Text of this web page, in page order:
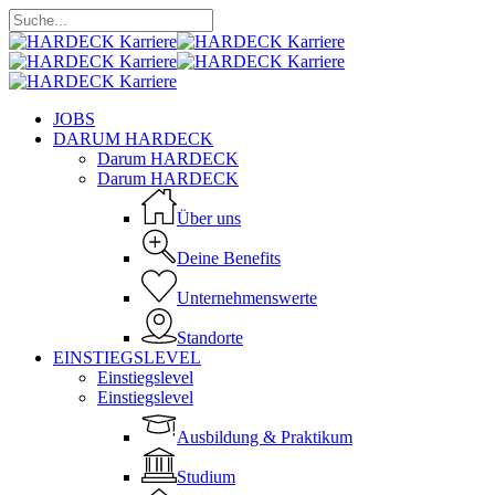
Skip
to
main
content
Close
Search
Menu
JOBS
DARUM HARDECK
Darum HARDECK
Darum HARDECK
Über uns
Deine Benefits
Unternehmenswerte
Standorte
EINSTIEGSLEVEL
Einstiegslevel
Einstiegslevel
Ausbildung & Praktikum
Studium